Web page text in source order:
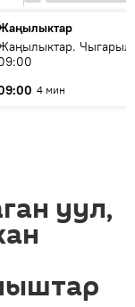
4 мин
уул,